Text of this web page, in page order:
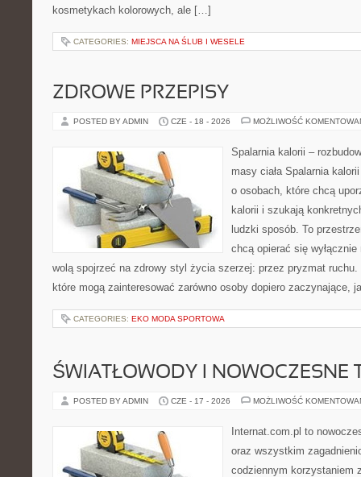
kosmetykach kolorowych, ale […]
CATEGORIES: MIEJSCA NA ŚLUB I WESELE
ZDROWE PRZEPISY
POSTED BY ADMIN CZE - 18 - 2026 MOŻLIWOŚĆ
Spalarnia kalorii –
masy ciała Spalarnia
o osobach, które chcą
kalorii i szukają
ludzki sposób. To
chcą opierać się
wolą spojrzeć na zdrowy styl życia szerzej: przez pryzmat
które mogą zainteresować zarówno osoby dopiero
CATEGORIES: EKO MODA SPORTOWA
ŚWIATŁOWODY I NOWOCZESNE
POSTED BY ADMIN CZE - 17 - 2026 MOŻLIWOŚĆ
Internat.com.pl to
oraz wszystkim
codziennym korzystaniem